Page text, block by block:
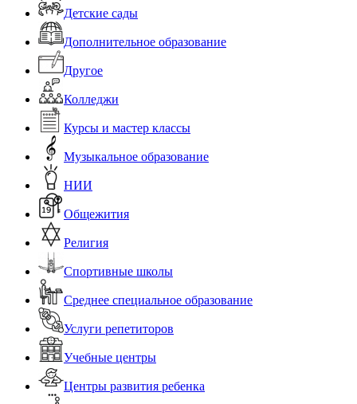
Детские сады
Дополнительное образование
Другое
Колледжи
Курсы и мастер классы
Музыкальное образование
НИИ
Общежития
Религия
Спортивные школы
Среднее специальное образование
Услуги репетиторов
Учебные центры
Центры развития ребенка